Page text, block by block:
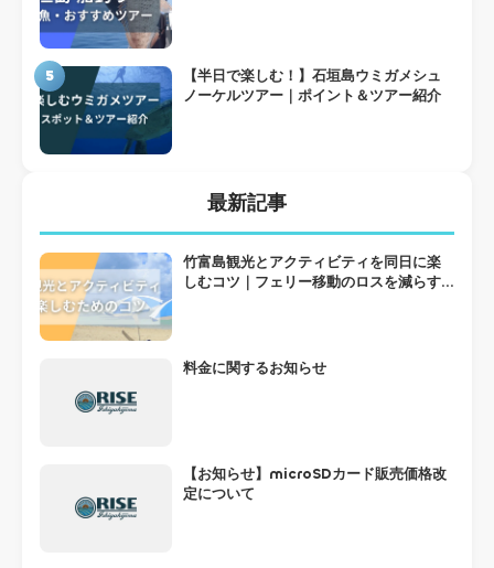
5
【半日で楽しむ！】石垣島ウミガメシュ
ノーケルツアー｜ポイント＆ツアー紹介
最新記事
竹富島観光とアクティビティを同日に楽
しむコツ｜フェリー移動のロスを減らす
料金に関するお知らせ
【お知らせ】microSDカード販売価格改
定について